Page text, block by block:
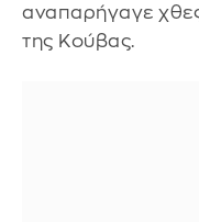
αναπαρήγαγε
της Κούβας.